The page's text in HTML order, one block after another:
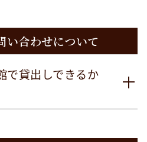
い合わせについて
で貸出しできるか